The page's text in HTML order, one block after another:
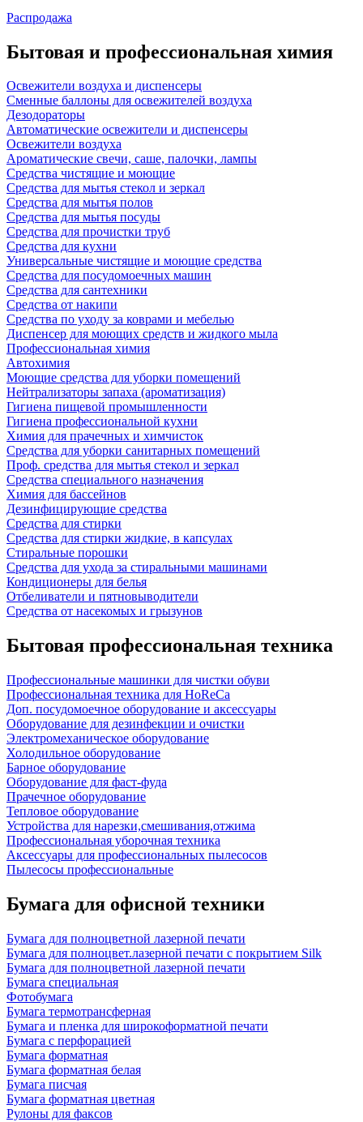
Распродажа
Бытовая и профессиональная химия
Освежители воздуха и диспенсеры
Сменные баллоны для освежителей воздуха
Дезодораторы
Автоматические освежители и диспенсеры
Освежители воздуха
Ароматические свечи, саше, палочки, лампы
Средства чистящие и моющие
Средства для мытья стекол и зеркал
Средства для мытья полов
Средства для мытья посуды
Средства для прочистки труб
Средства для кухни
Универсальные чистящие и моющие средства
Средства для посудомоечных машин
Средства для сантехники
Средства от накипи
Средства по уходу за коврами и мебелью
Диспенсер для моющих средств и жидкого мыла
Профессиональная химия
Автохимия
Моющие средства для уборки помещений
Нейтрализаторы запаха (ароматизация)
Гигиена пищевой промышленности
Гигиена профессиональной кухни
Химия для прачечных и химчисток
Средства для уборки санитарных помещений
Проф. средства для мытья стекол и зеркал
Средства специального назначения
Химия для бассейнов
Дезинфицирующие средства
Средства для стирки
Средства для стирки жидкие, в капсулах
Стиральные порошки
Средства для ухода за стиральными машинами
Кондиционеры для белья
Отбеливатели и пятновыводители
Средства от насекомых и грызунов
Бытовая профессиональная техника
Профессиональные машинки для чистки обуви
Профессиональная техника для HoReCa
Доп. посудомоечное оборудование и аксессуары
Оборудование для дезинфекции и очистки
Электромеханическое оборудование
Холодильное оборудование
Барное оборудование
Оборудование для фаст-фуда
Прачечное оборудование
Тепловое оборудование
Устройства для нарезки,смешивания,отжима
Профессиональная уборочная техника
Аксессуары для профессиональных пылесосов
Пылесосы профессиональные
Бумага для офисной техники
Бумага для полноцветной лазерной печати
Бумага для полноцвет.лазерной печати с покрытием Silk
Бумага для полноцветной лазерной печати
Бумага специальная
Фотобумага
Бумага термотрансферная
Бумага и пленка для широкоформатной печати
Бумага с перфорацией
Бумага форматная
Бумага форматная белая
Бумага писчая
Бумага форматная цветная
Рулоны для факсов